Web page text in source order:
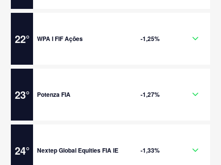
22° WPA I FIF Ações -1,25%
23° Potenza FIA -1,27%
24° Nextep Global Equities FIA IE -1,33%